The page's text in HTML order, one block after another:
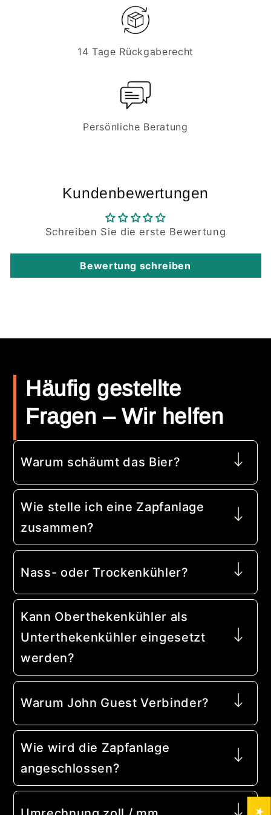
14 Tage Rückgaberecht
Persönliche Beratung
Kundenbewertungen
Schreiben Sie die erste Bewertung
Bewertung schreiben
Häufig gestellte
Fragen – Wir helfen
Warum schäumt das Bier?
Wie stelle ich eine Zapfanlage
zusammen?
Nass- oder Trockenkühler?
Kann Oberthekenkühler als
Unterthekenkühler eingesetzt
werden?
Warum John Guest Verbinder?
Wie wird die Zapfanlage
angeschlossen?